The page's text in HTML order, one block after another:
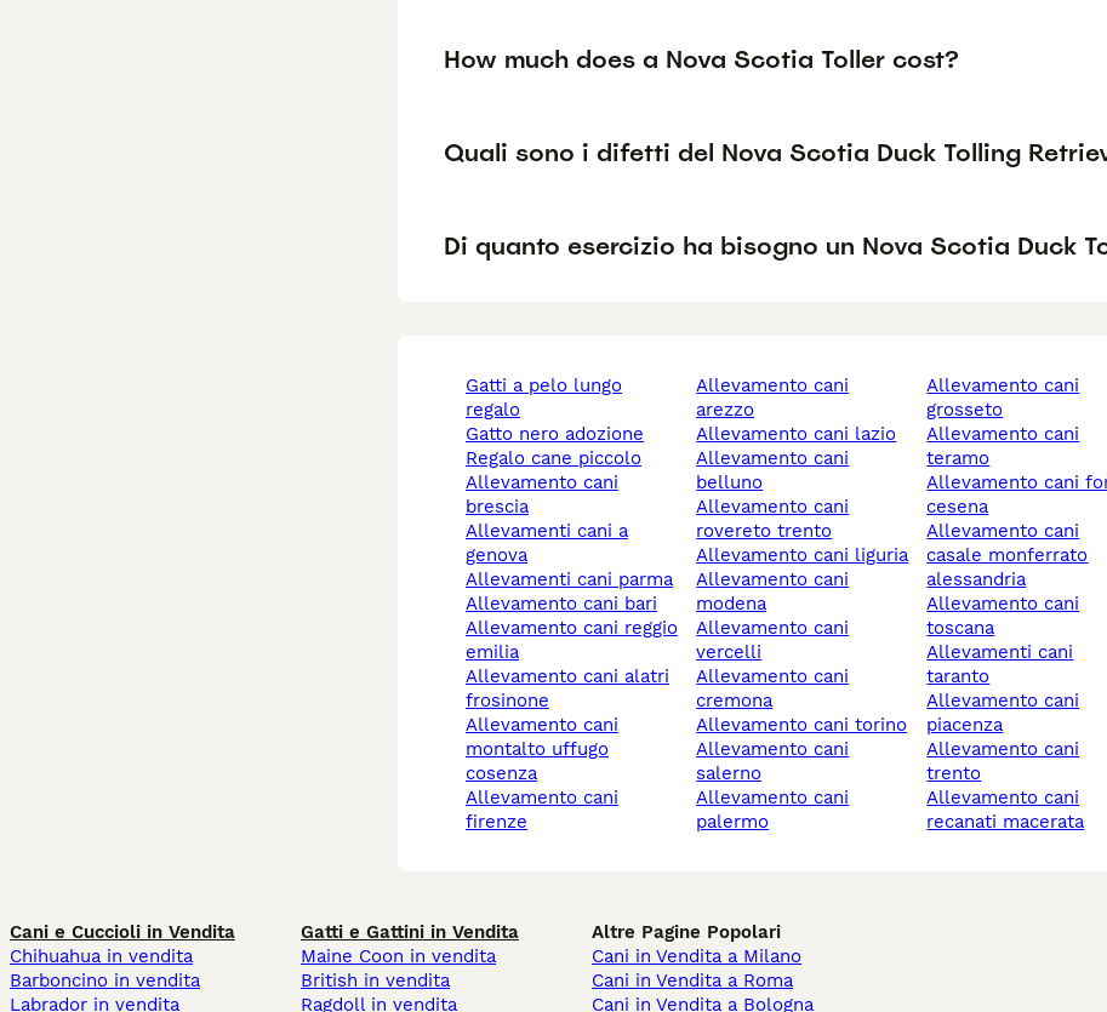
How much does a Nova Scotia Toller cost?
Quali sono i difetti del Nova Scotia Duck Tolling
Di quanto esercizio ha bisogno un Nova Scotia Duck
gatti a pelo lungo
regalo
gatto nero adozione
regalo cane piccolo
allevamento cani
brescia
allevamenti cani a
genova
allevamenti cani parma
allevamento cani bari
allevamento cani reggio
emilia
allevamento cani alatri
frosinone
allevamento cani
montalto uffugo
cosenza
allevamento cani
firenze
allevamento cani
arezzo
allevamento cani lazio
allevamento cani
belluno
allevamento cani
rovereto trento
allevamento cani liguria
allevamento cani
modena
allevamento cani
vercelli
allevamento cani
cremona
allevamento cani torino
allevamento cani
salerno
allevamento cani
palermo
allevamento cani
grosseto
allevamento cani
teramo
allevamento cani forlì-
cesena
allevamento cani
casale monferrato
alessandria
allevamento cani
toscana
allevamenti cani
taranto
allevamento cani
piacenza
allevamento cani
trento
allevamento cani
recanati macerata
Cani e Cuccioli in Vendita
Chihuahua in vendita
Barboncino in vendita
Labrador in vendita
Gatti e Gattini in Vendita
Maine Coon in vendita
British in vendita
Ragdoll in vendita
Altre Pagine Popolari
Cani in Vendita a Milano
Cani in Vendita a Roma
Cani in Vendita a Bologna